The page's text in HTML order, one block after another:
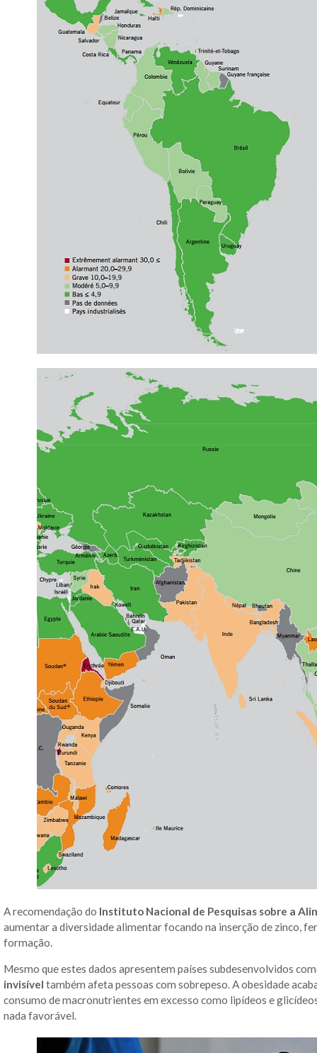
A recomendação do Instituto Nacional de Pesquisas sobre a
aumentar a diversidade alimentar focando na inserção de zinco,
formação.
Mesmo que estes dados apresentem países subdesenvolvidos
invisível também afeta pessoas com sobrepeso. A obesidade
consumo de macronutrientes em excesso como lipídeos e
nada favorável.